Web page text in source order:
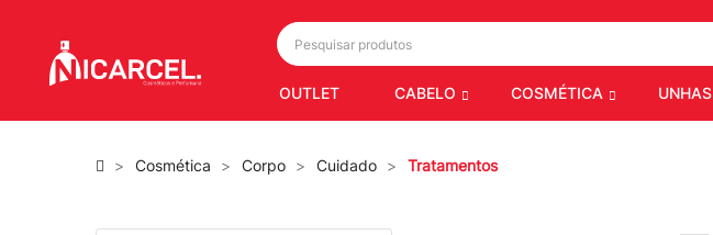
OUTLET CABELO COSMÉTICA UNHAS
Cosmética Corpo Cuidado Tratamentos